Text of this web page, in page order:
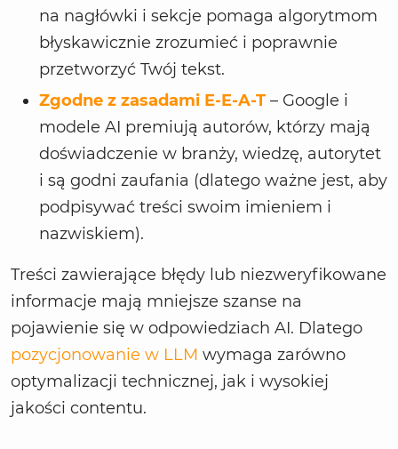
na nagłówki i sekcje pomaga algorytmom
błyskawicznie zrozumieć i poprawnie
przetworzyć Twój tekst.
Zgodne z zasadami E-E-A-T – Google i
modele AI premiują autorów, którzy mają
doświadczenie w branży, wiedzę, autorytet
i są godni zaufania (dlatego ważne jest, aby
podpisywać treści swoim imieniem i
nazwiskiem).
Treści zawierające błędy lub niezweryfikowane
informacje mają mniejsze szanse na
pojawienie się w odpowiedziach AI. Dlatego
pozycjonowanie w LLM wymaga zarówno
optymalizacji technicznej, jak i wysokiej
jakości contentu.